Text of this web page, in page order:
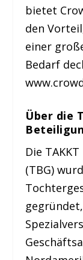
bietet
den
einer
Bedarf
Über die
Die
(TBG)